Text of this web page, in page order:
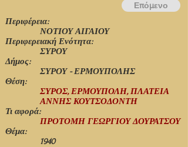
Περιφέρεια:
ΣΥΡΟΥ
ΝΟΤΙΟΥ ΑΙΓΑΙΟΥ
Περιφερειακή Ενότητα:
ΣΥΡΟΥ - ΕΡΜΟΥΠΟΛΗΣ
Δήμος:
Θέση:
ΣΥΡΟΣ, ΕΡΜΟΥΠΟΛΗ, ΠΛΑΤΕΙΑ
ΑΝΝΗΣ ΚΟΥΤΣΟΔΟΝΤΗ
Τι αφορά:
ΠΡΟΤΟΜΗ ΓΕΩΡΓΙΟΥ ΔΟΥΡΑΤΣΟΥ
Θέμα:
1940
Επόμενο